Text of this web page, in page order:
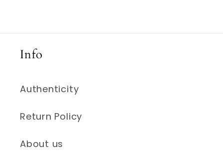
Info
Authenticity
Return Policy
About us